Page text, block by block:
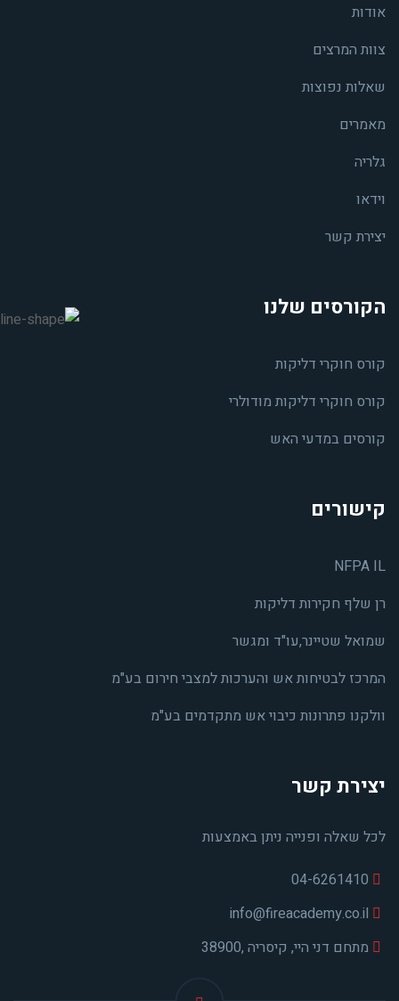
אודות
צוות המרצים
שאלות נפוצות
מאמרים
גלריה
וידאו
יצירת קשר
קישורים
NFPA IL
רן שלף חקירות דליקות
שמואל שטיינר,עו"ד ומגשר
המרכז לבטיחות אש והערכות למצבי חירום בע"מ
וולקנו פתרונות כיבוי אש מתקדמים בע"מ
יצירת קשר
לכל שאלה ופנייה ניתן באמצעות
מתחם דני היי, קיסריה ,38900
הקורסים שלנו
קורס חוקרי דליקות
קורס חוקרי דליקות מודולרי
קורסים במדעי האש